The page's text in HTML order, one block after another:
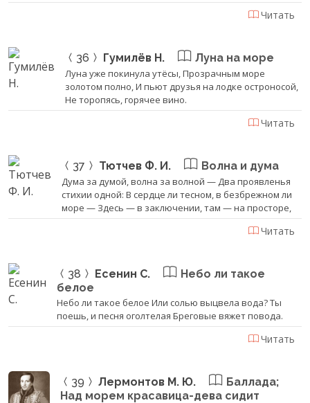
Читать
36 Гумилёв Н. Луна на море
Луна уже покинула утёсы, Прозрачным море
золотом полно, И пьют друзья на лодке остроносой,
Не торопясь, горячее вино.
Читать
37 Тютчев Ф. И. Волна и дума
Дума за думой, волна за волной — Два проявленья
стихии одной: В сердце ли тесном, в безбрежном ли
море — Здесь — в заключении, там — на просторе,
Читать
38 Есенин С.
Небо ли такое
белое
Небо ли такое белое Или солью выцвела вода? Ты
поешь, и песня оголтелая Бреговые вяжет повода.
Читать
39 Лермонтов М. Ю.
Баллада;
Над морем красавица-дева сидит